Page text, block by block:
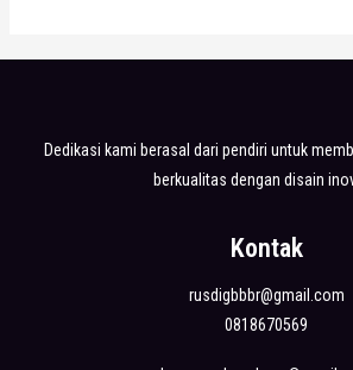
Dedikasi kami berasal dari pendiri untuk
berkualitas dengan disain
Kontak
rusdigbbbr@gmail.com
0818670569